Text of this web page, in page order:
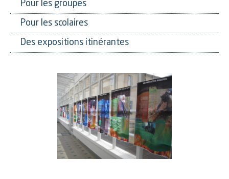
Pour les groupes
Pour les scolaires
Des expositions itinérantes